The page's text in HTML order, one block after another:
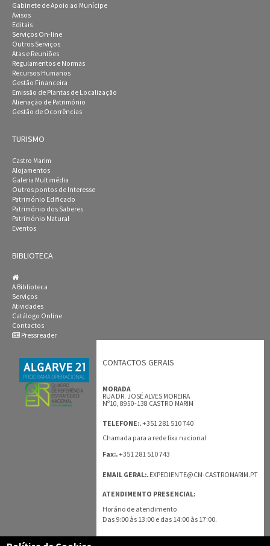
Gabinete de Apoio ao Munícipe
Avisos
Editais
Serviços On-line
Outros Serviços
Atas e Reuniões
Regulamentos e Normas
Recursos Humanos
Gestão Financeira
Emissão de Plantas de Localização
Alienação de Património
Gestão de Ocorrências
TURISMO
Castro Marim
Alojamentos
Galeria Multimédia
Outros pontos de Interesse
Património Edificado
Património dos Saberes
Património Natural
Eventos
BIBLIOTECA
A Biblioteca
Serviços
Atividades
Catálogo Online
Contactos
Pressreader
CONTACTOS GERAIS
MORADA
RUA DR. JOSÉ ALVES MOREIRA
Nº10, 8950-138 CASTRO MARIM
TELEFONE:.+351 281 510 740
Chamada para a rede fixa nacional
Fax:.+351 281 510 743
EMAIL GERAL:. EXPEDIENTE@CM-CASTROMARIM.PT
ATENDIMENTO PRESENCIAL:
Horário de atendimento
Das 9:00 às 13:00 e das 14:00 às 17:00.